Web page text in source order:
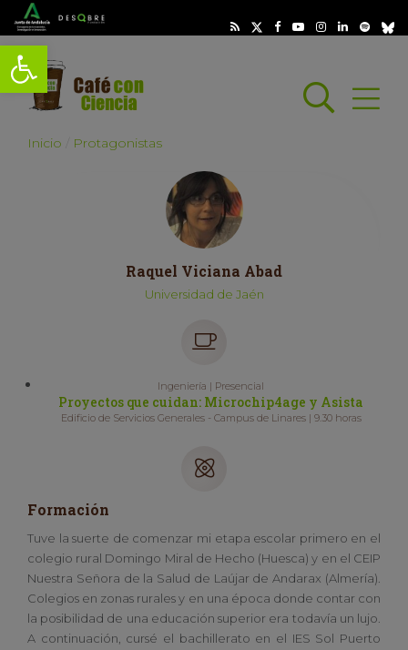
Abrir barra de herramientas
Abrir
Inicio Protagonistas
Raquel Viciana Abad
Universidad de Jaén
Ingeniería | Presencial
Proyectos que cuidan: Microchip4age y Asista
Edificio de Servicios Generales - Campus de Linares | 9.30 horas
Formación
Tuve la suerte de comenzar mi etapa escolar primero en el
colegio rural Domingo Miral de Hecho (Huesca) y en el CEIP
Nuestra Señora de la Salud de Laújar de Andarax (Almería).
Colegios en zonas rurales y en una época donde contar con
la posibilidad de una educación superior era todavía un lujo.
A continuación, cursé el bachillerato en el IES Sol Puerto